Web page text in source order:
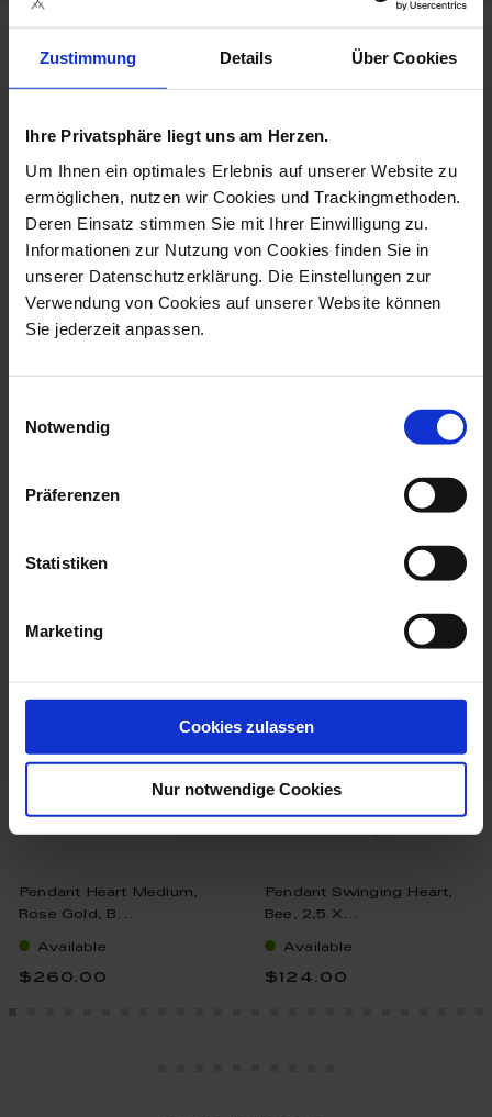
Zustimmung Details Über Cookies
Ihre Privatsphäre liegt uns am Herzen.
Um Ihnen ein optimales Erlebnis auf unserer Website zu
ermöglichen, nutzen wir Cookies und Trackingmethoden.
Deren Einsatz stimmen Sie mit Ihrer Einwilligung zu.
Informationen zur Nutzung von Cookies finden Sie in
unserer Datenschutzerklärung. Die Einstellungen zur
Verwendung von Cookies auf unserer Website können
Sie jederzeit anpassen.
Notwendig
Präferenzen
Statistiken
Marketing
Cookies zulassen
Nur notwendige Cookies
more products from the heart
Pendant Heart Medium,
Available
Pendant Swinging Heart,
more products from the
Pendant Heart Medium,
Rose Gold, B...
Available
$260.00
Pendant Swinging Heart,
Bee, 2,5 X...
Available
$124.00